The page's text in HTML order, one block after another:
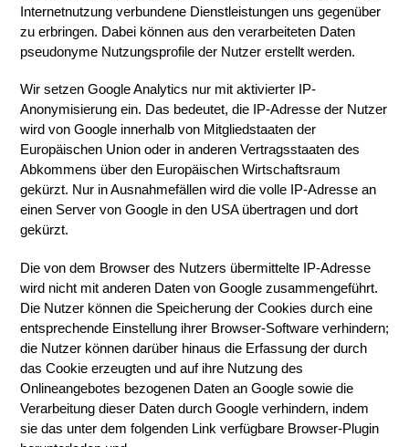
Internetnutzung verbundene Dienstleistungen uns gegenüber
zu erbringen. Dabei können aus den verarbeiteten Daten
pseudonyme Nutzungsprofile der Nutzer erstellt werden.
Wir setzen Google Analytics nur mit aktivierter IP-
Anonymisierung ein. Das bedeutet, die IP-Adresse der Nutzer
wird von Google innerhalb von Mitgliedstaaten der
Europäischen Union oder in anderen Vertragsstaaten des
Abkommens über den Europäischen Wirtschaftsraum
gekürzt. Nur in Ausnahmefällen wird die volle IP-Adresse an
einen Server von Google in den USA übertragen und dort
gekürzt.
Die von dem Browser des Nutzers übermittelte IP-Adresse
wird nicht mit anderen Daten von Google zusammengeführt.
Die Nutzer können die Speicherung der Cookies durch eine
entsprechende Einstellung ihrer Browser-Software verhindern;
die Nutzer können darüber hinaus die Erfassung der durch
das Cookie erzeugten und auf ihre Nutzung des
Onlineangebotes bezogenen Daten an Google sowie die
Verarbeitung dieser Daten durch Google verhindern, indem
sie das unter dem folgenden Link verfügbare Browser-Plugin